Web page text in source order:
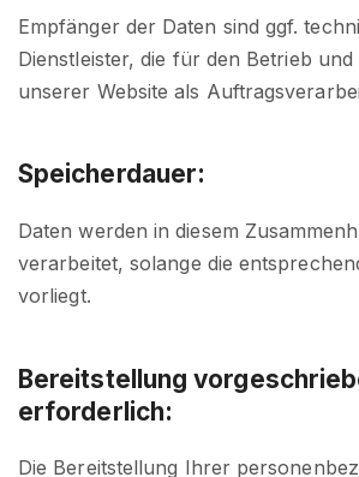
Empfänger der Daten sind ggf.
Dienstleister, die für den Betrieb und
unserer Website als
Speicherdauer:
Daten werden in diesem
verarbeitet, solange die
vorliegt.
Bereitstellung
erforderlich:
Die Bereitstellung Ihrer